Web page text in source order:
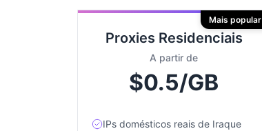
Proxies Residenciais
A partir de
$0.5/GB
IPs domésticos reais de Iraque
Mais popular